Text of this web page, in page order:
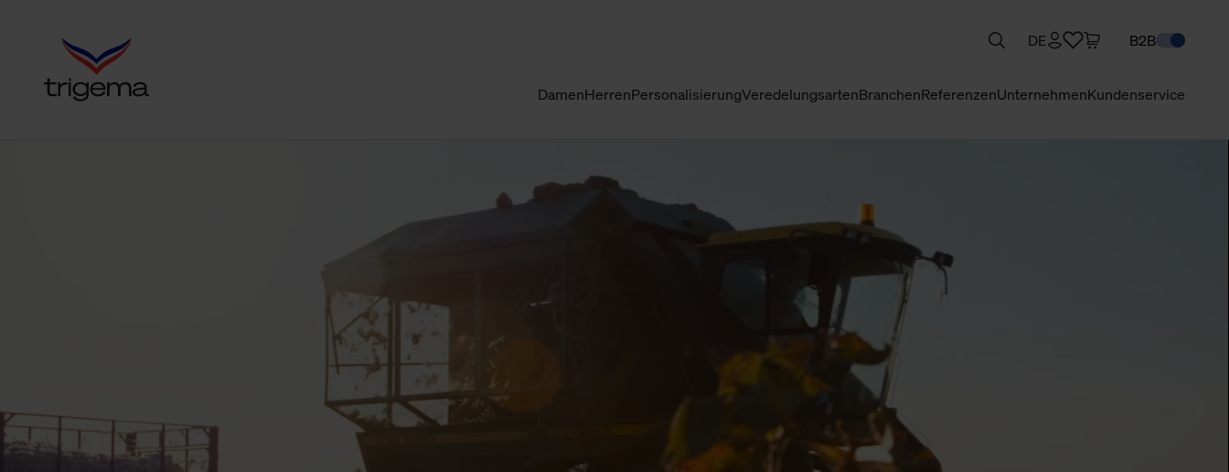
DamenHerrenPersonalisierungVeredelungsartenBranchenReferenzenUnternehmenKundenservice
DE B2B